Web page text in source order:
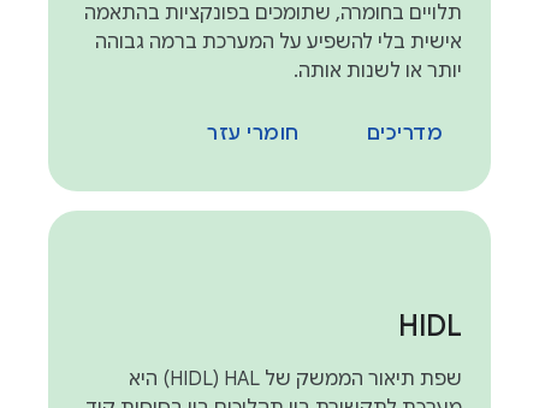
תלויים בחומרה, שתומכים בפונקציות בהתאמה
אישית בלי להשפיע על המערכת ברמה גבוהה
יותר או לשנות אותה.
מדריכים חומרי עזר
HIDL
שפת תיאור הממשק של HAL‏ (HIDL) היא